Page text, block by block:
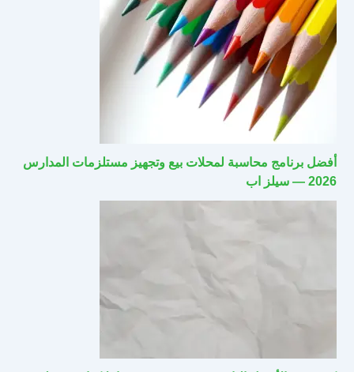
أفضل برنامج محاسبة لمحلات بيع وتجهيز مستلزمات المدارس
2026 — سيلز اب